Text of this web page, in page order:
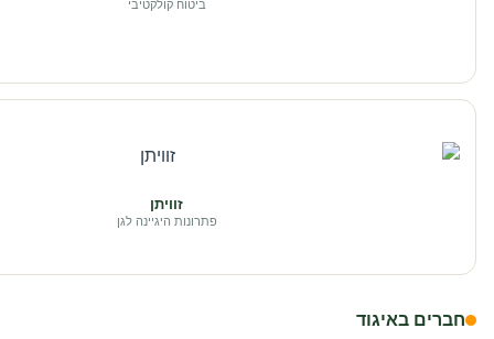
ביטוח קולקטיבי
זוויתן
פתרונות היגיינה לגן
חברים באיגוד